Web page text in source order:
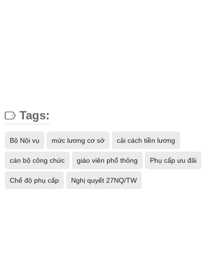
Tags:
Bộ Nội vụ mức lương cơ sở cải cách tiền lương
cán bộ công chức giáo viên phổ thông Phụ cấp ưu đãi
Chế độ phụ cấp Nghị quyết 27NQ/TW